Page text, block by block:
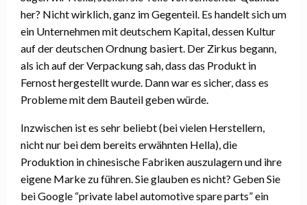
her? Nicht wirklich, ganz im Gegenteil. Es handelt sich um
ein Unternehmen mit deutschem Kapital, dessen Kultur
auf der deutschen Ordnung basiert. Der Zirkus begann,
als ich auf der Verpackung sah, dass das Produkt in
Fernost hergestellt wurde. Dann war es sicher, dass es
Probleme mit dem Bauteil geben würde.
Inzwischen ist es sehr beliebt (bei vielen Herstellern,
nicht nur bei dem bereits erwähnten Hella), die
Produktion in chinesische Fabriken auszulagern und ihre
eigene Marke zu führen. Sie glauben es nicht? Geben Sie
bei Google “private label automotive spare parts” ein